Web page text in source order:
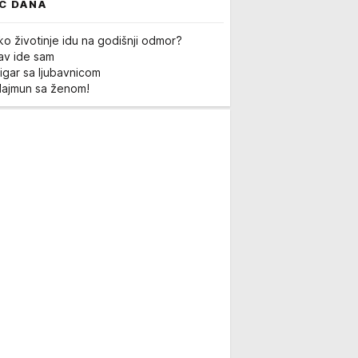
DANA
životinje idu na godišnji odmor?
ide sam
sa ljubavnicom
sa ženom!